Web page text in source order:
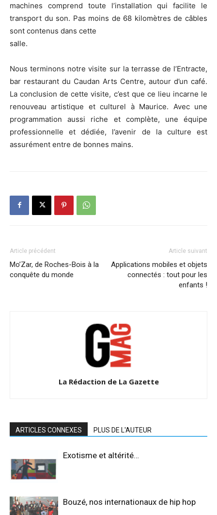
machines comprend toute l’installation qui facilite le
transport du son. Pas moins de 68 kilomètres de câbles
sont contenus dans cette
salle.
Nous terminons notre visite sur la terrasse de l’Entracte,
bar restaurant du Caudan Arts Centre, autour d’un café.
La conclusion de cette visite, c’est que ce lieu incarne le
renouveau artistique et culturel à Maurice. Avec une
programmation aussi riche et complète, une équipe
professionnelle et dédiée, l’avenir de la culture est
assurément entre de bonnes mains.
Article précédent
Mo’Zar, de Roches-Bois à la
conquête du monde
Article suivant
Applications mobiles et objets
connectés : tout pour les
enfants !
La Rédaction de La Gazette
ARTICLES CONNEXES PLUS DE L'AUTEUR
Exotisme et altérité…
Bouzé, nos internationaux de hip hop